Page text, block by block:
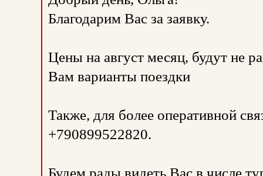
Благодарим Вас за заявку.
Цены на август месяц, будут не
Вам варианты поездки
Также, для более оперативной
+790899522820.
Будем рады видеть Вас в числе